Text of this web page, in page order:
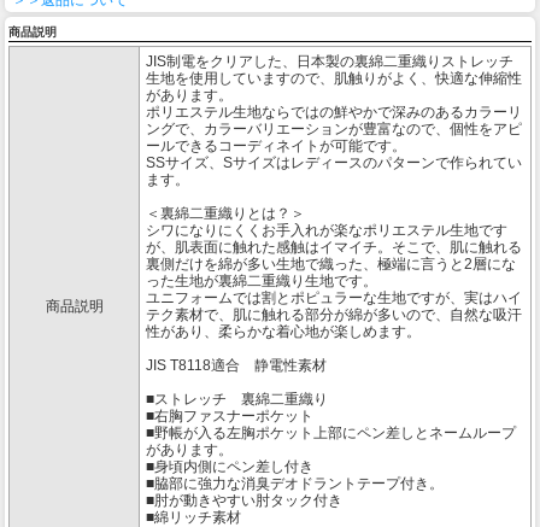
商品説明
商品説明
JIS制電をクリアした、日本製の裏綿二重織りストレッチ
生地を使用していますので、肌触りがよく、快適な伸縮性
があります。
ポリエステル生地ならではの鮮やかで深みのあるカラーリ
ングで、カラーバリエーションが豊富なので、個性をアピ
ールできるコーディネイトが可能です。
SSサイズ、Sサイズはレディースのパターンで作られてい
ます。
＜裏綿二重織りとは？＞
シワになりにくくお手入れが楽なポリエステル生地です
が、肌表面に触れた感触はイマイチ。そこで、肌に触れる
裏側だけを綿が多い生地で織った、極端に言うと2層にな
った生地が裏綿二重織り生地です。
ユニフォームでは割とポピュラーな生地ですが、実はハイ
テク素材で、肌に触れる部分が綿が多いので、自然な吸汗
性があり、柔らかな着心地が楽しめます。
JIS T8118適合 静電性素材
■ストレッチ 裏綿二重織り
■右胸ファスナーポケット
■野帳が入る左胸ポケット上部にペン差しとネームループ
があります。
■身頃内側にペン差し付き
■脇部に強力な消臭デオドラントテープ付き。
■肘が動きやすい肘タック付き
■綿リッチ素材